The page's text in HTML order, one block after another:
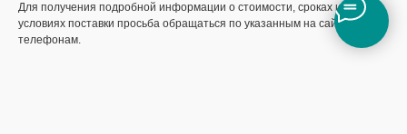
Для получения подробной информации о стоимости, сроках и
условиях поставки просьба обращаться по указанным на сайте
телефонам.